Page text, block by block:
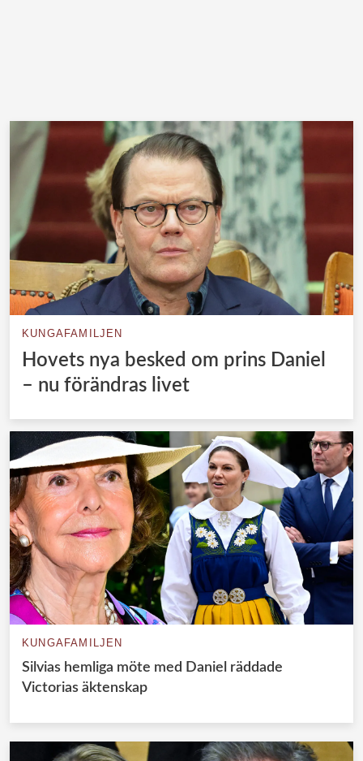
KUNGAFAMILJEN
Hovets nya besked om prins Daniel
– nu förändras livet
KUNGAFAMILJEN
Silvias hemliga möte med Daniel räddade
Victorias äktenskap